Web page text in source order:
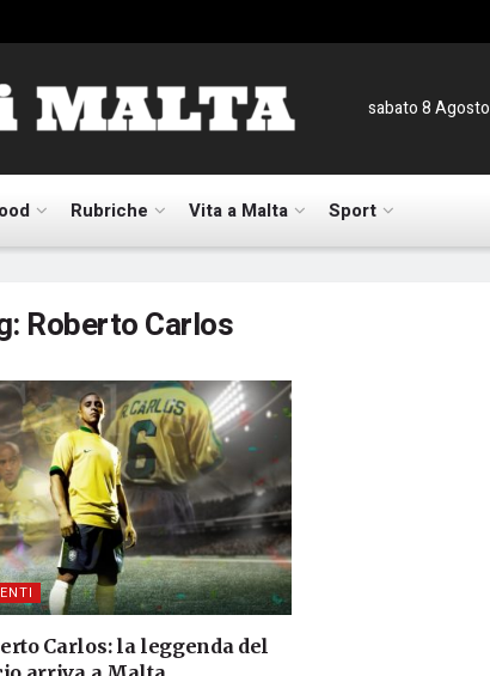
sabato 8 Agosto
Rubriche Vita a Malta Sport
Roberto Carlos
Carlos: la leggenda del